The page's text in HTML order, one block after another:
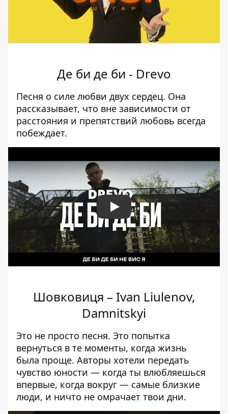
Де би де би - Drevo
Песня о силе любви двух сердец. Она
рассказывает, что вне зависимости от
расстояния и препятствий любовь всегда
побеждает.
Play
Шовковиця – Ivan Liulenov,
Damnitskyi
Это не просто песня. Это попытка
вернуться в те моменты, когда жизнь
была проще. Авторы хотели передать
чувство юности — когда ты влюбляешься
впервые, когда вокруг — самые близкие
люди, и ничто не омрачает твои дни.